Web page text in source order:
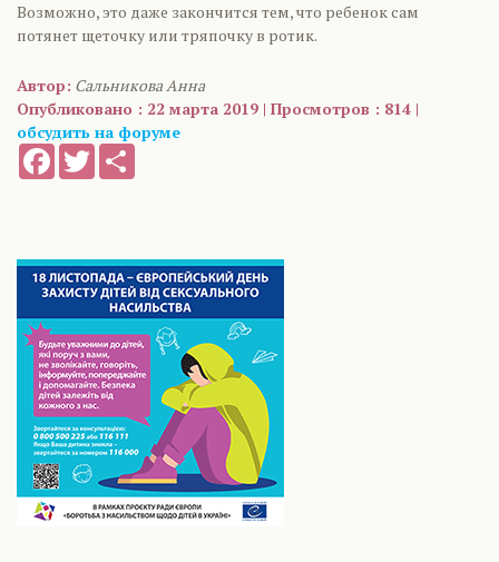
Возможно, это даже закончится тем, что ребенок сам
потянет щеточку или тряпочку в ротик.
Автор: Сальникова Анна
Опубликовано : 22 марта 2019 | Просмотров : 814 |
обсудить на форуме
FacebookTwitter